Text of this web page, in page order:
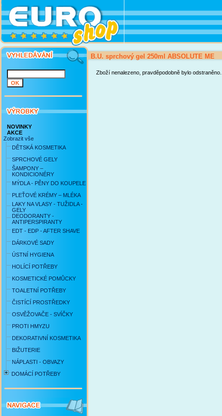
NOVINKY
AKCE
Zobrazit vše
DĚTSKÁ KOSMETIKA
SPRCHOVÉ GELY
ŠAMPONY –
KONDICIONÉRY
MÝDLA - PĚNY DO KOUPELE
PLEŤOVÉ KRÉMY – MLÉKA
LAKY NA VLASY - TUŽIDLA -
GELY
DEODORANTY -
ANTIPERSPIRANTY
EDT - EDP - AFTER SHAVE
DÁRKOVÉ SADY
ÚSTNÍ HYGIENA
HOLÍCÍ POTŘEBY
KOSMETICKÉ POMŮCKY
TOALETNÍ POTŘEBY
ČISTÍCÍ PROSTŘEDKY
OSVĚŽOVAČE - SVÍČKY
PROTI HMYZU
DEKORATIVNÍ KOSMETIKA
BIŽUTERIE
NÁPLASTI - OBVAZY
DOMÁCÍ POTŘEBY
B.U. sprchový gel 250ml ABSOLUTE ME
Zboží nenalezeno, pravděpodobně bylo odstraněno.